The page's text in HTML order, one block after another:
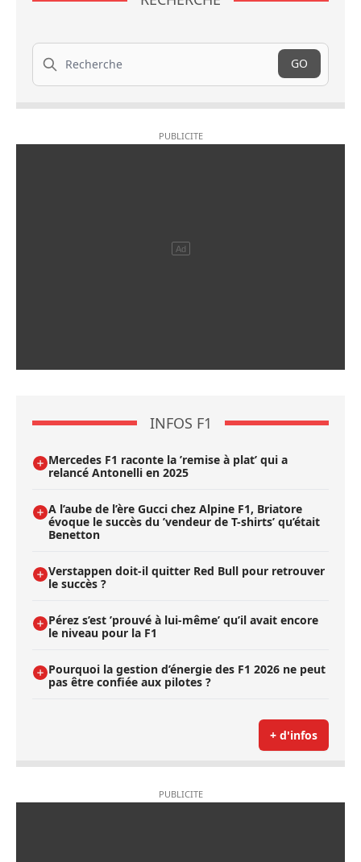
Recherche
GO
INFOS F1
Mercedes F1 raconte la ’remise à plat’ qui a
relancé Antonelli en 2025
A l’aube de l’ère Gucci chez Alpine F1, Briatore
évoque le succès du ’vendeur de T-shirts’ qu’était
Benetton
Verstappen doit-il quitter Red Bull pour retrouver
le succès ?
Pérez s’est ’prouvé à lui-même’ qu’il avait encore
le niveau pour la F1
Pourquoi la gestion d’énergie des F1 2026 ne peut
pas être confiée aux pilotes ?
+ d'infos